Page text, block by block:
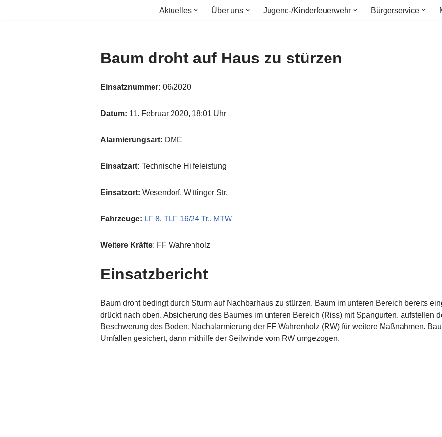
Aktuelles Über uns Jugend-/Kinderfeuerwehr Bürgerservice
Baum droht auf Haus zu stürzen
Einsatznummer: 06/2020
Datum: 11. Februar 2020, 18:01 Uhr
Alarmierungsart: DME
Einsatzart: Technische Hilfeleistung
Einsatzort: Wesendorf, Wittinger Str.
Fahrzeuge: LF 8,TLF 16/24 Tr., MTW
Weitere Kräfte: FF Wahrenholz
Einsatzbericht
Baum droht bedingt durch Sturm auf Nachbarhaus zu stürzen. Baum im unteren Bereich bereits
drückt nach oben. Absicherung des Baumes im unteren Bereich (Riss) mit Spangurten, aufstellen
Beschwerung des Boden. Nachalarmierung der FF Wahrenholz (RW) für weitere Maßnahmen.
Umfallen gesichert, dann mithilfe der Seilwinde vom RW umgezogen.